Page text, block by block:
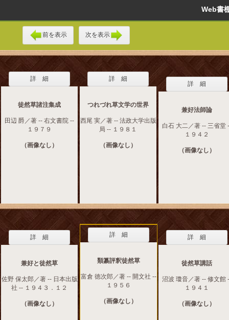
Web
前を表示 次を表示
詳 細
徒然草諸注集成
田辺 爵／著 -- 右文書院 --
１９７９
（画像なし）
詳 細
つれづれ草文学の世界
西尾 実／著 -- 法政大学出版
局 -- １９８１
（画像なし）
詳 細
兼好法師論
白石 大二／著 -- 三省堂
１９４２
（画像なし）
詳 細
兼好と徒然草
佐野 保太郎／著 -- 日本出版
社 -- １９４３．１２
（画像なし）
詳 細
類纂評釈徒然草
富倉 徳次郎／著 -- 開文社 --
１９５６
（画像なし）
詳 細
徒然草講話
沼波 瓊音／著 -- 修文館
１９４１
（画像なし）